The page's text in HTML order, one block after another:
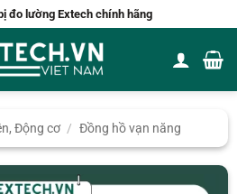
đo lường Extech chính hãng
Động cơ / Đồng hồ vạn năng